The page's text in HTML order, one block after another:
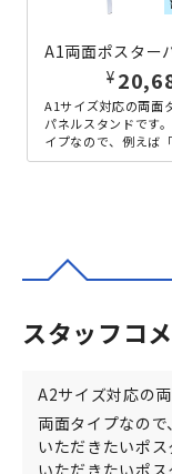
¥
A1サイズ対応の両面
パネルスタンドです
イプなので、例えば
入店時のお客様にご
スタッフコ
A2サイズ対応の
両面タイプなの
いただきたいポ